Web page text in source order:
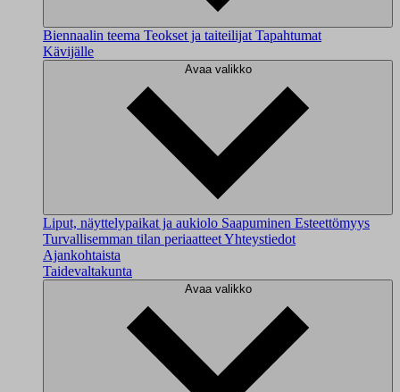
Biennaalin teema Teokset ja taiteilijat Tapahtumat
Kävijälle
Avaa valikko
Liput, näyttelypaikat ja aukiolo Saapuminen Esteettömyys
Turvallisemman tilan periaatteetYhteystiedot
Ajankohtaista
Taidevaltakunta
Avaa valikko